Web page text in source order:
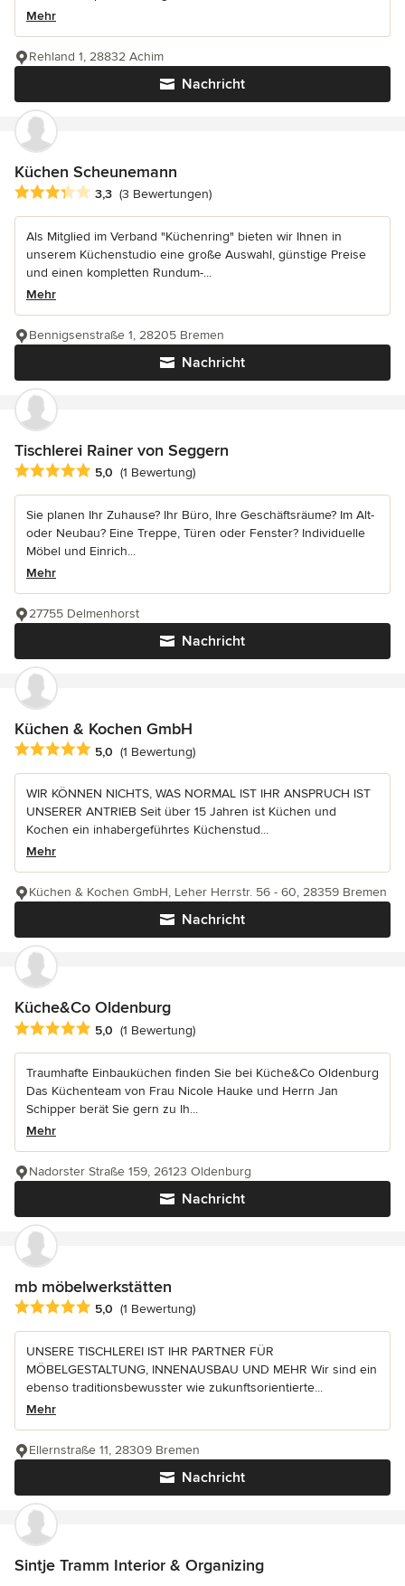
Mehr
Nachricht
Rehland 1, 28832 Achim
Küchen Scheunemann
Durchschnittliche Bewertung: 3.3 von 5 Sternen
3,3 (3 Bewertungen)
Als Mitglied im Verband "Küchenring" bieten wir Ihnen in
unserem Küchenstudio eine große Auswahl, günstige Preise
und einen kompletten Rundum-...
Mehr
Nachricht
Bennigsenstraße 1, 28205 Bremen
Tischlerei Rainer von Seggern
Durchschnittliche Bewertung: 5 von 5 Sternen
5,0 (1 Bewertung)
Sie planen Ihr Zuhause? Ihr Büro, Ihre Geschäftsräume? Im Alt-
oder Neubau? Eine Treppe, Türen oder Fenster? Individuelle
Möbel und Einrich...
Mehr
Nachricht
27755 Delmenhorst
Küchen & Kochen GmbH
Durchschnittliche Bewertung: 5 von 5 Sternen
5,0 (1 Bewertung)
WIR KÖNNEN NICHTS, WAS NORMAL IST IHR ANSPRUCH IST
UNSERER ANTRIEB Seit über 15 Jahren ist Küchen und
Kochen ein inhabergeführtes Küchenstud...
Mehr
Nachricht
Küchen & Kochen GmbH, Leher Herrstr. 56 - 60, 28359 Bremen
Küche&Co Oldenburg
Durchschnittliche Bewertung: 5 von 5 Sternen
5,0 (1 Bewertung)
Traumhafte Einbauküchen finden Sie bei Küche&Co Oldenburg
Das Küchenteam von Frau Nicole Hauke und Herrn Jan
Schipper berät Sie gern zu Ih...
Mehr
Nachricht
Nadorster Straße 159, 26123 Oldenburg
mb möbelwerkstätten
Durchschnittliche Bewertung: 5 von 5 Sternen
5,0 (1 Bewertung)
UNSERE TISCHLEREI IST IHR PARTNER FÜR
MÖBELGESTALTUNG, INNENAUSBAU UND MEHR Wir sind ein
ebenso traditionsbewusster wie zukunftsorientierte...
Mehr
Nachricht
Ellernstraße 11, 28309 Bremen
Sintje Tramm Interior & Organizing